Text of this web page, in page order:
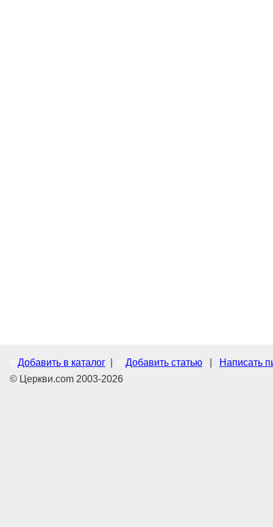
Добавить в каталог Добавить статью
Написать
© Церкви.com 2003-2026